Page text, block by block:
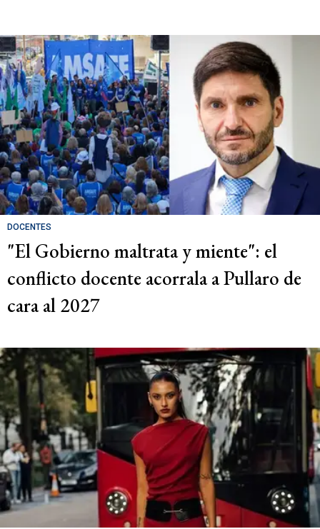
DOCENTES
"El Gobierno maltrata y miente": el
conflicto docente acorrala a Pullaro de
cara al 2027